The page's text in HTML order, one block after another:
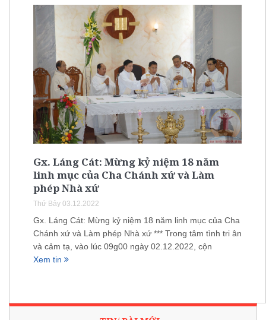
Gx. Láng Cát: Mừng kỷ niệm 18 năm
linh mục của Cha Chánh xứ và Làm
phép Nhà xứ
Thứ Bảy 03.12.2022
Gx. Láng Cát: Mừng kỷ niệm 18 năm linh mục của Cha
Chánh xứ và Làm phép Nhà xứ *** Trong tâm tình tri ân
và cảm tạ, vào lúc 09g00 ngày 02.12.2022, cộn
Xem tin